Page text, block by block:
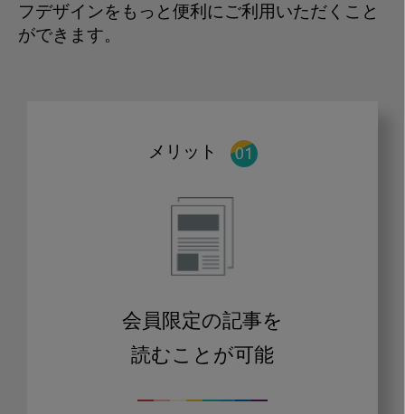
フデザインをもっと便利にご利用いただくこと
ができます。
メリット
会員限定の記事を
読むことが可能